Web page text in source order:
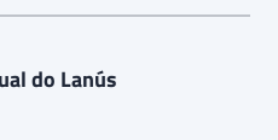
do Lanús